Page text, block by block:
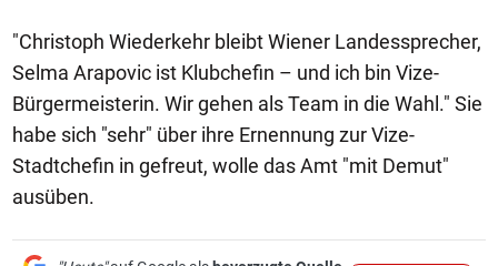
"Christoph Wiederkehr bleibt Wiener Landessprecher,
Selma Arapovic ist Klubchefin – und ich bin Vize-
Bürgermeisterin. Wir gehen als Team in die Wahl." Sie
habe sich "sehr" über ihre Ernennung zur Vize-
Stadtchefin in gefreut, wolle das Amt "mit Demut"
ausüben.